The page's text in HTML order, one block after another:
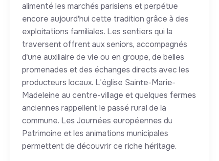
alimenté les marchés parisiens et perpétue
encore aujourd'hui cette tradition grâce à des
exploitations familiales. Les sentiers qui la
traversent offrent aux seniors, accompagnés
d'une auxiliaire de vie ou en groupe, de belles
promenades et des échanges directs avec les
producteurs locaux. L'église Sainte-Marie-
Madeleine au centre-village et quelques fermes
anciennes rappellent le passé rural de la
commune. Les Journées européennes du
Patrimoine et les animations municipales
permettent de découvrir ce riche héritage.